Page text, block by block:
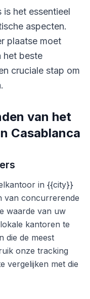
het essentieel
aspecten.
plaatse moet
het beste
cruciale stap om
van het
Casablanca
in {{city}}
van concurrerende
waarde van uw
kantoren te
die de meest
onze tracking
vergelijken met die